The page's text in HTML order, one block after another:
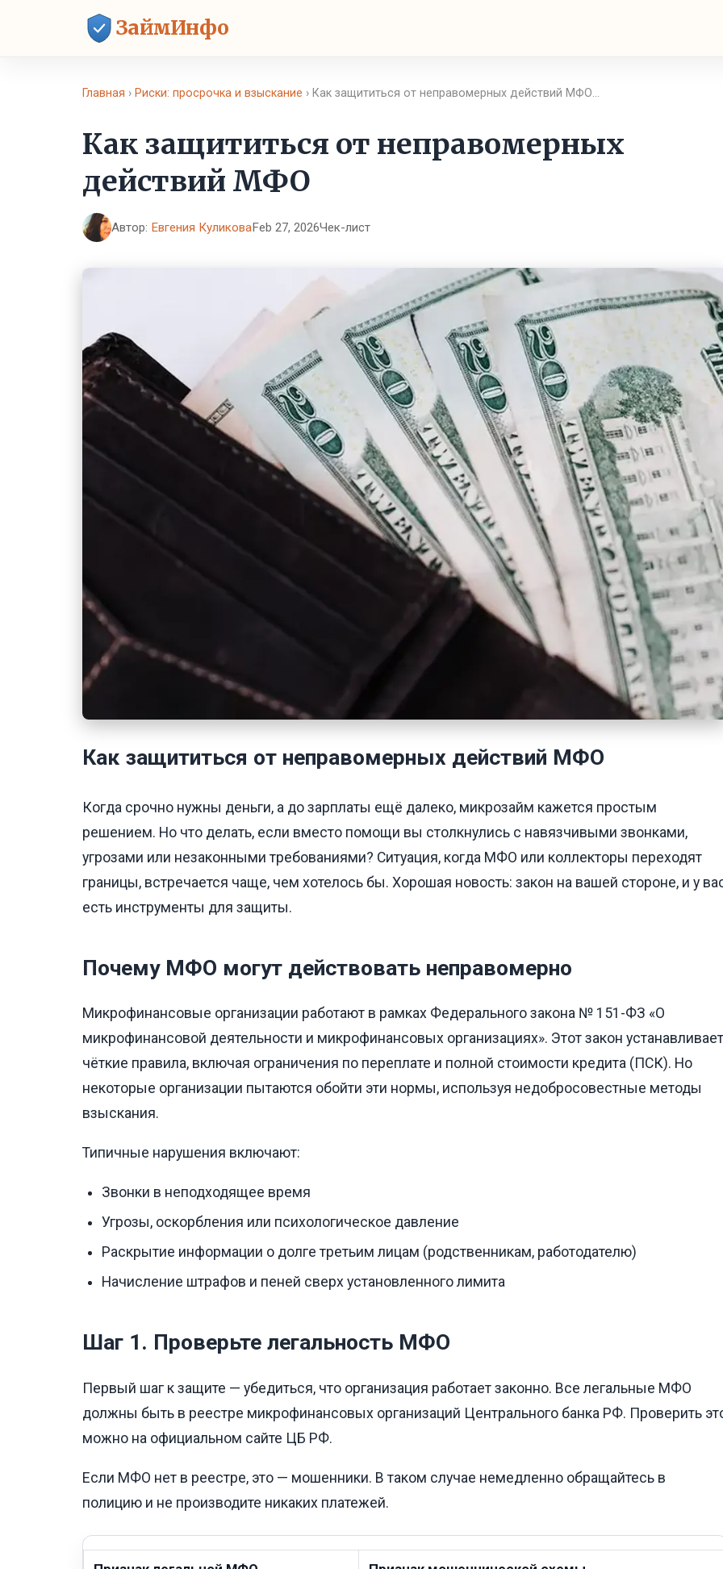
ЗаймИнфо
Главная › Риски: просрочка и взыскание › Как защититься от неправомерных действий МФО…
Как защититься от неправомерных
действий МФО
Автор: Евгения КуликоваFeb 27, 2026Чек-лист
Как защититься от неправомерных действий МФО
Когда срочно нужны деньги, а до зарплаты ещё далеко, микрозайм кажется простым
решением. Но что делать, если вместо помощи вы столкнулись с навязчивыми звонками,
угрозами или незаконными требованиями? Ситуация, когда МФО или коллекторы переходят
границы, встречается чаще, чем хотелось бы. Хорошая новость: закон на вашей стороне, и у
есть инструменты для защиты.
Почему МФО могут действовать неправомерно
Микрофинансовые организации работают в рамках Федерального закона № 151-ФЗ «О
микрофинансовой деятельности и микрофинансовых организациях». Этот закон устанавливает
чёткие правила, включая ограничения по переплате и полной стоимости кредита (ПСК). Но
некоторые организации пытаются обойти эти нормы, используя недобросовестные методы
взыскания.
Типичные нарушения включают:
Звонки в неподходящее время
Угрозы, оскорбления или психологическое давление
Раскрытие информации о долге третьим лицам (родственникам, работодателю)
Начисление штрафов и пеней сверх установленного лимита
Шаг 1. Проверьте легальность МФО
Первый шаг к защите — убедиться, что организация работает законно. Все легальные МФО
должны быть в реестре микрофинансовых организаций Центрального банка РФ. Проверить
можно на официальном сайте ЦБ РФ.
Если МФО нет в реестре, это — мошенники. В таком случае немедленно обращайтесь в
полицию и не производите никаких платежей.